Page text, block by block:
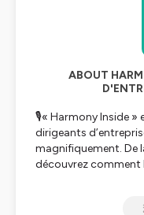
ABOUT
🎙« Harmony Inside »
dirigeants
magnifiquement. De
découvrez comment